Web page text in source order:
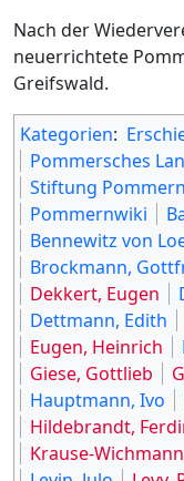
Nach der
neuerrichtete
Greifswald.
Kategorien:
Pommersches
Stiftung Pommern
Pommernwiki
Bennewitz von
Brockmann,
Dekkert, Eugen
Dettmann, Edith
Eugen, Heinrich
Giese, Gottlieb
Hauptmann, Ivo
Hildebrandt,
Krause-